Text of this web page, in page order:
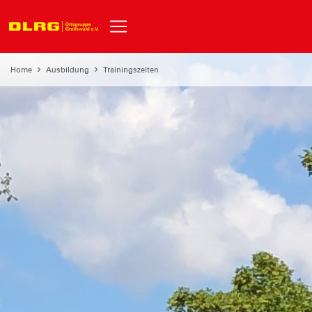
Home Ausbildung Trainingszeiten